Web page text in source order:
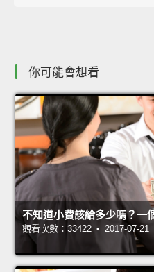
你可能會想看
不知道小費該給多少嗎？一
觀看次數：33422 • 2017-07-21